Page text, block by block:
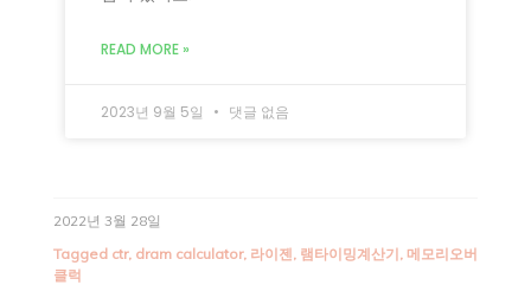
READ MORE »
2023년 9월 5일 댓글 없음
2022년 3월 28일
Tagged ctr, dram calculator, 라이젠, 램타이밍계산기,메모리오버
클럭